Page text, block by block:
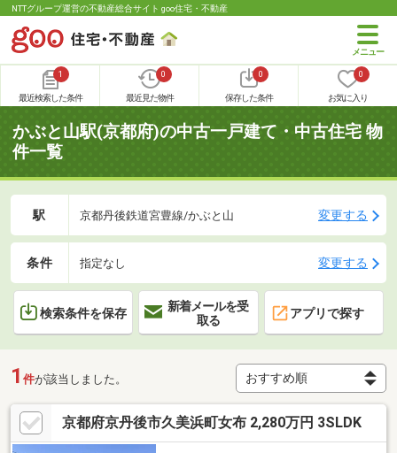
NTTグループ運営の不動産総合サイト goo住宅・不動産
1
最近検索した条件
0
最近見た物件
0
保存した条件
0
お気に入り
かぶと山駅(京都府)の中古一戸建て・中古住宅 物
件一覧
駅 京都丹後鉄道宮豊線/かぶと山 変更する
条件 指定なし 変更する
検索条件を保存
新着メールを受
取る
アプリで探す
1 件が該当しました。
京都府京丹後市久美浜町女布 2,280万円 3SLDK